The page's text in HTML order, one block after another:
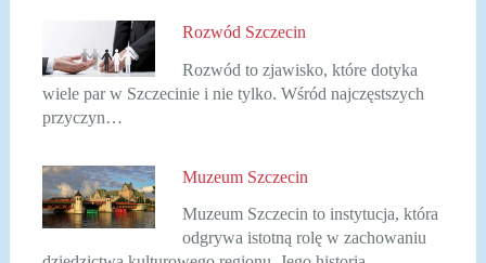
Rozwód Szczecin
Rozwód to zjawisko, które dotyka
wiele par w Szczecinie i nie tylko. Wśród najczęstszych
przyczyn…
Muzeum Szczecin
Muzeum Szczecin to instytucja, która
odgrywa istotną rolę w zachowaniu